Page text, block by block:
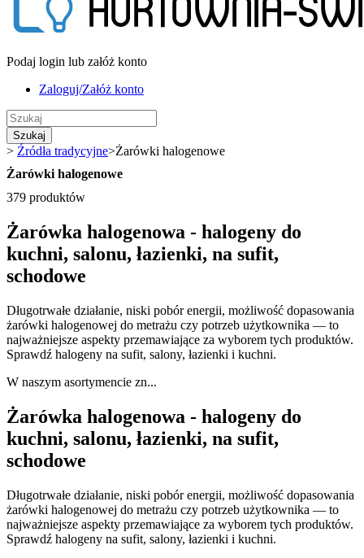
Podaj login lub załóż konto
Zaloguj/Załóż konto
Szukaj
> Źródła tradycyjne>Żarówki halogenowe
Żarówki halogenowe
379 produktów
Żarówka halogenowa - halogeny do
kuchni, salonu, łazienki, na sufit,
schodowe
Długotrwałe działanie, niski pobór energii, możliwość dopasowania
żarówki halogenowej do metrażu czy potrzeb użytkownika — to
najważniejsze aspekty przemawiające za wyborem tych produktów.
Sprawdź halogeny na sufit, salony, łazienki i kuchni.
W naszym asortymencie zn...
Żarówka halogenowa - halogeny do
kuchni, salonu, łazienki, na sufit,
schodowe
Długotrwałe działanie, niski pobór energii, możliwość dopasowania
żarówki halogenowej do metrażu czy potrzeb użytkownika — to
najważniejsze aspekty przemawiające za wyborem tych produktów.
Sprawdź halogeny na sufit, salony, łazienki i kuchni.